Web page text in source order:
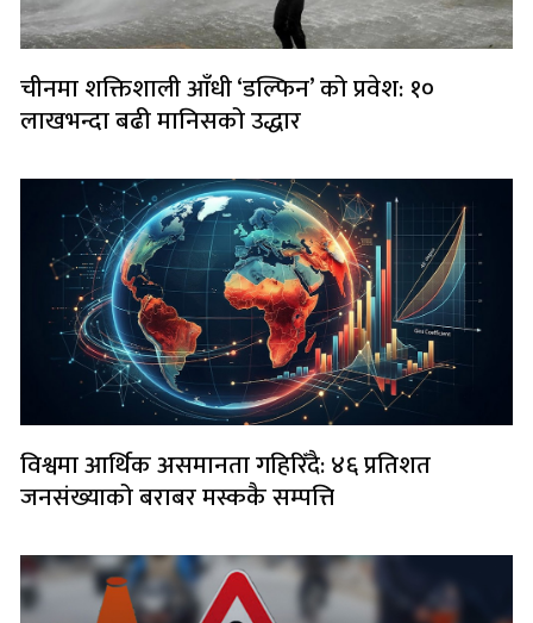
चीनमा शक्तिशाली आँधी ‘डल्फिन’ को प्रवेश: १०
लाखभन्दा बढी मानिसको उद्धार
विश्वमा आर्थिक असमानता गहिरिँदै: ४६ प्रतिशत
जनसंख्याको बराबर मस्ककै सम्पत्ति